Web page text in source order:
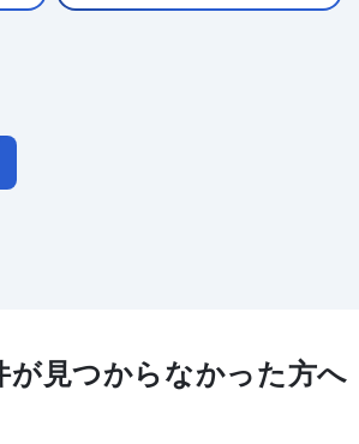
が見つからなかった方へ